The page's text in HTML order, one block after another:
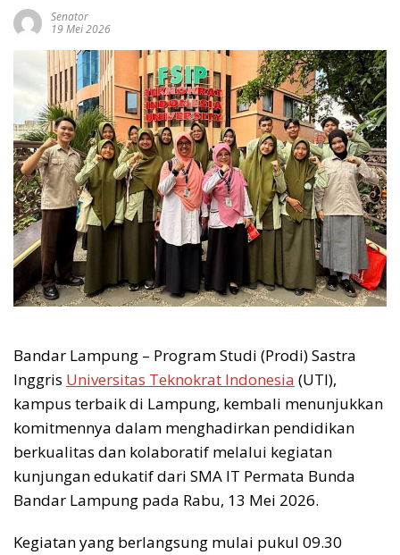
Senator
19 Mei 2026
Bandar Lampung – Program Studi (Prodi) Sastra
Inggris Universitas Teknokrat Indonesia (UTI),
kampus terbaik di Lampung, kembali menunjukkan
komitmennya dalam menghadirkan pendidikan
berkualitas dan kolaboratif melalui kegiatan
kunjungan edukatif dari SMA IT Permata Bunda
Bandar Lampung pada Rabu, 13 Mei 2026.
Kegiatan yang berlangsung mulai pukul 09.30